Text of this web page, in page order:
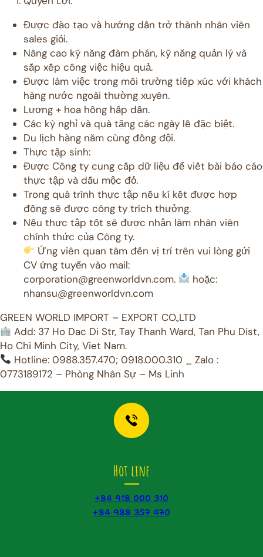
Được đào tạo và hướng dẫn trở thành nhân viên
sales giỏi.
Nâng cao kỹ năng đàm phán, kỹ năng quản lý và
sắp xếp công việc hiệu quả.
Được làm việc trong môi trường tiếp xúc với khách
hàng nước ngoài thường xuyên.
Lương + hoa hồng hấp dẫn.
Các kỳ nghỉ và quà tặng các ngày lễ đặc biệt.
Du lịch hàng năm cùng đồng đội.
Thực tập sinh:
Được Công ty cung cấp dữ liệu để viết bài báo cáo
thực tập và dấu mộc đỏ.
Trong quá trình thực tập nếu kí kết được hợp
đồng sẽ được công ty trích thưởng.
Nếu thực tập tốt sẽ được nhận làm nhân viên
chính thức của Công ty.
Ứng viên quan tâm đến vị trí trên vui lòng gửi
CV ứng tuyển vào mail:
corporation@greenworldvn.com.
hoặc:
nhansu@greenworldvn.com
GREEN WORLD IMPORT – EXPORT CO.,LTD
Add: 37 Ho Dac Di Str, Tay Thanh Ward, Tan Phu Dist,
Ho Chi Minh City, Viet Nam.
Hotline: 0988.357.470; 0918.000.310 _ Zalo :
0773189172 – Phòng Nhân Sự – Ms Linh
Hot line
+84 918 000 310
+84 988 357 470